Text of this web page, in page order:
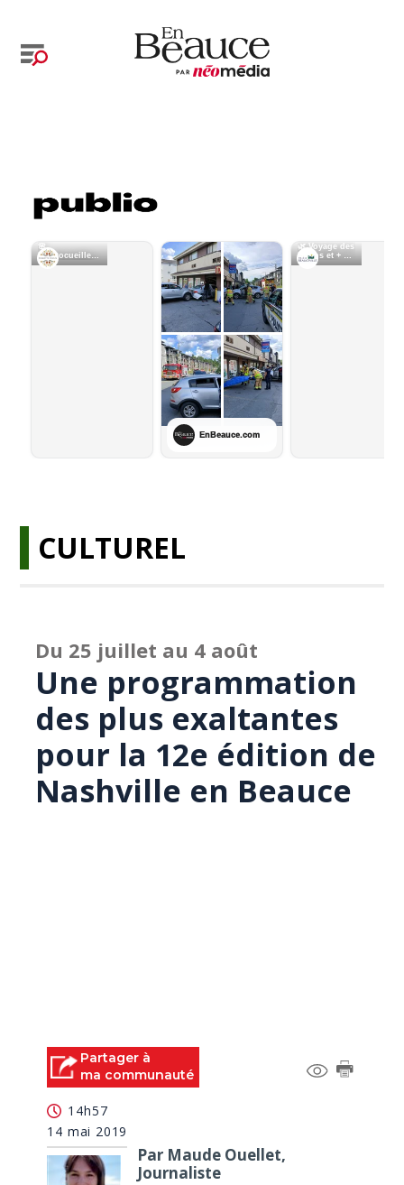
CULTUREL
Du 25 juillet au 4 août
Une programmation
des plus exaltantes
pour la 12e édition de
Nashville en Beauce
Partager à
ma communauté
14h57
14 mai 2019
Par Maude Ouellet,
Journaliste